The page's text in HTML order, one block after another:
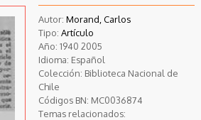
Autor: Morand, Carlos
Tipo: Artículo
Año: 1940 2005
Idioma: Español
Colección: Biblioteca Nacional de
Chile
Códigos BN: MC0036874
Temas relacionados: